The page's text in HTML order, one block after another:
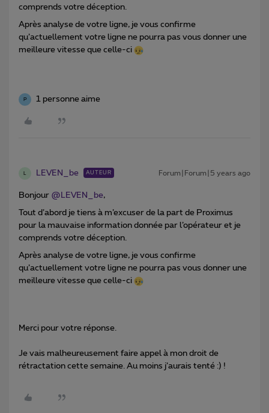
comprends votre déception.
Après analyse de votre ligne, je vous confirme
qu’actuellement votre ligne ne pourra pas vous donner une
meilleure vitesse que celle-ci
P 1 personne aime
LEVEN_be AUTEUR Forum|Forum|5 years ago
Bonjour @LEVEN_be,
Tout d’abord je tiens à m’excuser de la part de Proximus
pour la mauvaise information donnée par l’opérateur et je
comprends votre déception.
Après analyse de votre ligne, je vous confirme
qu’actuellement votre ligne ne pourra pas vous donner une
meilleure vitesse que celle-ci
Merci pour votre réponse.
Je vais malheureusement faire appel à mon droit de
rétractation cette semaine. Au moins j’aurais tenté :) !